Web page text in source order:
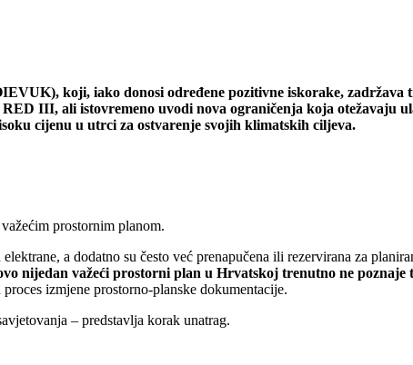
koji, iako donosi određene pozitivne iskorake, zadržava
III, ali istovremeno uvodi nova ograničenja koja otežavaju
cijenu u utrci za ostvarenje svojih klimatskih ciljeva.
prostornim planom.
a dodatno su često već prenapučena ili rezervirana za
nijedan važeći prostorni plan u Hrvatskoj trenutno ne poznaje
izmjene prostorno-planske dokumentacije.
– predstavlja korak unatrag.